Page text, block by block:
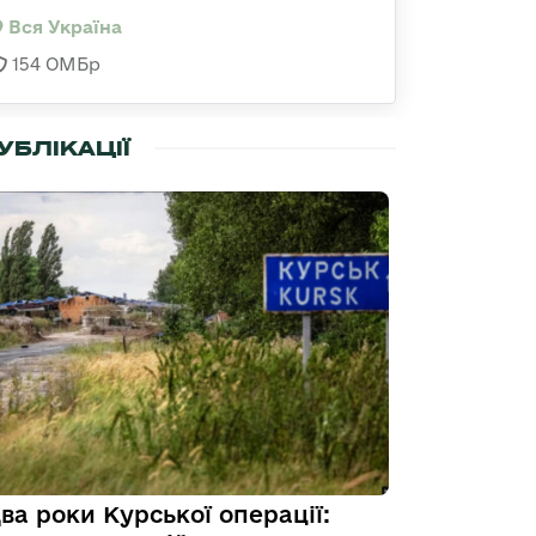
Вся Україна
154 ОМБр
роки Курської операції: